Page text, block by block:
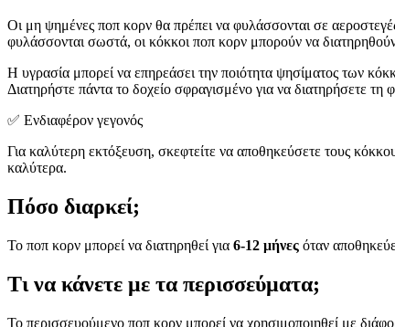
Οι μη ψημένες ποπ κορν θα πρέπει να φυλάσσονται σε
φυλάσσονται σωστά, οι κόκκοι ποπ κορν μπορούν να
Η υγρασία μπορεί να επηρεάσει την ποιότητα ψησίματος των
Διατηρήστε πάντα το δοχείο σφραγισμένο για να διατηρήσετε
✅ Ενδιαφέρον γεγονός
Για καλύτερη εκτόξευση, σκεφτείτε να αποθηκεύσετε τους
καλύτερα.
Πόσο διαρκεί;
Το ποπ κορν μπορεί να διατηρηθεί για 6-12 μήνες όταν
Τι να κάνετε με τα περισσεύματα;
Το περισσευούμενο ποπ κορν μπορεί να χρησιμοποιηθεί με